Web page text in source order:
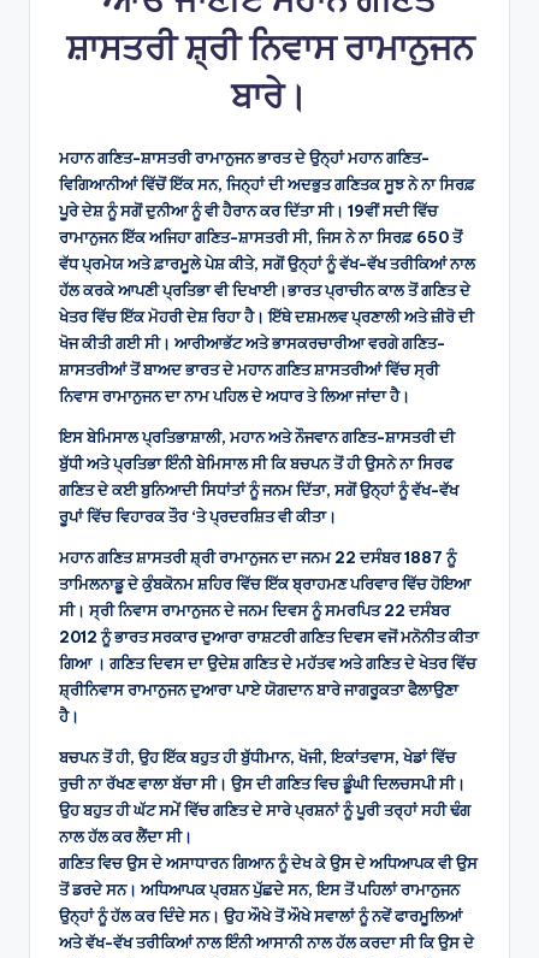
ਸ਼ਾਸਤਰੀ ਸ਼੍ਰੀ ਨਿਵਾਸ ਰਾਮਾਨੁਜਨ
ਬਾਰੇ।
ਮਹਾਨ ਗਣਿਤ-ਸ਼ਾਸਤਰੀ ਰਾਮਾਨੁਜਨ ਭਾਰਤ ਦੇ ਉਨ੍ਹਾਂ ਮਹਾਨ ਗਣਿਤ-
ਵਿਗਿਆਨੀਆਂ ਵਿੱਚੋਂ ਇੱਕ ਸਨ, ਜਿਨ੍ਹਾਂ ਦੀ ਅਦਭੁਤ ਗਣਿਤਕ ਸੂਝ ਨੇ ਨਾ ਸਿਰਫ਼
ਪੂਰੇ ਦੇਸ਼ ਨੂੰ ਸਗੋਂ ਦੁਨੀਆ ਨੂੰ ਵੀ ਹੈਰਾਨ ਕਰ ਦਿੱਤਾ ਸੀ। 19ਵੀਂ ਸਦੀ ਵਿੱਚ
ਰਾਮਾਨੁਜਨ ਇੱਕ ਅਜਿਹਾ ਗਣਿਤ-ਸ਼ਾਸਤਰੀ ਸੀ, ਜਿਸ ਨੇ ਨਾ ਸਿਰਫ਼ 650 ਤੋਂ
ਵੱਧ ਪ੍ਰਮੇਯ ਅਤੇ ਫ਼ਾਰਮੂਲੇ ਪੇਸ਼ ਕੀਤੇ, ਸਗੋਂ ਉਨ੍ਹਾਂ ਨੂੰ ਵੱਖ-ਵੱਖ ਤਰੀਕਿਆਂ ਨਾਲ
ਹੱਲ ਕਰਕੇ ਆਪਣੀ ਪ੍ਰਤਿਭਾ ਵੀ ਦਿਖਾਈ।ਭਾਰਤ ਪ੍ਰਾਚੀਨ ਕਾਲ ਤੋਂ ਗਣਿਤ ਦੇ
ਖੇਤਰ ਵਿੱਚ ਇੱਕ ਮੋਹਰੀ ਦੇਸ਼ ਰਿਹਾ ਹੈ। ਇੱਥੇ ਦਸ਼ਮਲਵ ਪ੍ਰਣਾਲੀ ਅਤੇ ਜ਼ੀਰੋ ਦੀ
ਖੋਜ ਕੀਤੀ ਗਈ ਸੀ। ਆਰੀਆਭੱਟ ਅਤੇ ਭਾਸਕਰਚਾਰੀਆ ਵਰਗੇ ਗਣਿਤ-
ਸ਼ਾਸਤਰੀਆਂ ਤੋਂ ਬਾਅਦ ਭਾਰਤ ਦੇ ਮਹਾਨ ਗਣਿਤ ਸ਼ਾਸਤਰੀਆਂ ਵਿੱਚ ਸ੍ਰੀ
ਨਿਵਾਸ ਰਾਮਾਨੁਜਨ ਦਾ ਨਾਮ ਪਹਿਲ ਦੇ ਅਧਾਰ ਤੇ ਲਿਆ ਜਾਂਦਾ ਹੈ।
ਇਸ ਬੇਮਿਸਾਲ ਪ੍ਰਤਿਭਾਸ਼ਾਲੀ, ਮਹਾਨ ਅਤੇ ਨੌਜਵਾਨ ਗਣਿਤ-ਸ਼ਾਸਤਰੀ ਦੀ
ਬੁੱਧੀ ਅਤੇ ਪ੍ਰਤਿਭਾ ਇੰਨੀ ਬੇਮਿਸਾਲ ਸੀ ਕਿ ਬਚਪਨ ਤੋਂ ਹੀ ਉਸਨੇ ਨਾ ਸਿਰਫ
ਗਣਿਤ ਦੇ ਕਈ ਬੁਨਿਆਦੀ ਸਿਧਾਂਤਾਂ ਨੂੰ ਜਨਮ ਦਿੱਤਾ, ਸਗੋਂ ਉਨ੍ਹਾਂ ਨੂੰ ਵੱਖ-ਵੱਖ
ਰੂਪਾਂ ਵਿੱਚ ਵਿਹਾਰਕ ਤੌਰ ‘ਤੇ ਪ੍ਰਦਰਸ਼ਿਤ ਵੀ ਕੀਤਾ।
ਮਹਾਨ ਗਣਿਤ ਸ਼ਾਸਤਰੀ ਸ਼੍ਰੀ ਰਾਮਾਨੁਜਨ ਦਾ ਜਨਮ 22 ਦਸੰਬਰ 1887 ਨੂੰ
ਤਾਮਿਲਨਾਡੂ ਦੇ ਕੁੰਬਕੋਨਮ ਸ਼ਹਿਰ ਵਿੱਚ ਇੱਕ ਬ੍ਰਾਹਮਣ ਪਰਿਵਾਰ ਵਿੱਚ ਹੋਇਆ
ਸੀ। ਸ੍ਰੀ ਨਿਵਾਸ ਰਾਮਾਨੁਜਨ ਦੇ ਜਨਮ ਦਿਵਸ ਨੂੰ ਸਮਰਪਿਤ 22 ਦਸੰਬਰ
2012 ਨੂੰ ਭਾਰਤ ਸਰਕਾਰ ਦੁਆਰਾ ਰਾਸ਼ਟਰੀ ਗਣਿਤ ਦਿਵਸ ਵਜੋਂ ਮਨੋਨੀਤ ਕੀਤਾ
ਗਿਆ । ਗਣਿਤ ਦਿਵਸ ਦਾ ਉਦੇਸ਼ ਗਣਿਤ ਦੇ ਮਹੱਤਵ ਅਤੇ ਗਣਿਤ ਦੇ ਖੇਤਰ ਵਿੱਚ
ਸ਼੍ਰੀਨਿਵਾਸ ਰਾਮਾਨੁਜਨ ਦੁਆਰਾ ਪਾਏ ਯੋਗਦਾਨ ਬਾਰੇ ਜਾਗਰੂਕਤਾ ਫੈਲਾਉਣਾ
ਹੈ।
ਬਚਪਨ ਤੋਂ ਹੀ, ਉਹ ਇੱਕ ਬਹੁਤ ਹੀ ਬੁੱਧੀਮਾਨ, ਖੋਜੀ, ਇਕਾਂਤਵਾਸ, ਖੇਡਾਂ ਵਿੱਚ
ਰੁਚੀ ਨਾ ਰੱਖਣ ਵਾਲਾ ਬੱਚਾ ਸੀ। ਉਸ ਦੀ ਗਣਿਤ ਵਿਚ ਡੂੰਘੀ ਦਿਲਚਸਪੀ ਸੀ।
ਉਹ ਬਹੁਤ ਹੀ ਘੱਟ ਸਮੇਂ ਵਿੱਚ ਗਣਿਤ ਦੇ ਸਾਰੇ ਪ੍ਰਸ਼ਨਾਂ ਨੂੰ ਪੂਰੀ ਤਰ੍ਹਾਂ ਸਹੀ ਢੰਗ
ਨਾਲ ਹੱਲ ਕਰ ਲੈਂਦਾ ਸੀ।
ਗਣਿਤ ਵਿਚ ਉਸ ਦੇ ਅਸਾਧਾਰਨ ਗਿਆਨ ਨੂੰ ਦੇਖ ਕੇ ਉਸ ਦੇ ਅਧਿਆਪਕ ਵੀ ਉਸ
ਤੋਂ ਡਰਦੇ ਸਨ। ਅਧਿਆਪਕ ਪ੍ਰਸ਼ਨ ਪੁੱਛਦੇ ਸਨ, ਇਸ ਤੋਂ ਪਹਿਲਾਂ ਰਾਮਾਨੁਜਨ
ਉਨ੍ਹਾਂ ਨੂੰ ਹੱਲ ਕਰ ਦਿੰਦੇ ਸਨ। ਉਹ ਔਖੇ ਤੋਂ ਔਖੇ ਸਵਾਲਾਂ ਨੂੰ ਨਵੇਂ ਫਾਰਮੂਲਿਆਂ
ਅਤੇ ਵੱਖ-ਵੱਖ ਤਰੀਕਿਆਂ ਨਾਲ ਇੰਨੀ ਆਸਾਨੀ ਨਾਲ ਹੱਲ ਕਰਦਾ ਸੀ ਕਿ ਉਸ ਦੇ